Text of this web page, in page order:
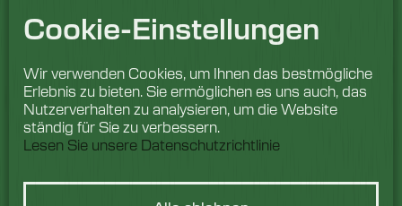
Cookie-Einstellungen
Wir verwenden Cookies, um Ihnen das bestmögliche
Erlebnis zu bieten. Sie ermöglichen es uns auch, das
Nutzerverhalten zu analysieren, um die Website
ständig für Sie zu verbessern.
Lesen Sie unsere Datenschutzrichtlinie
Maßgeschneiderte Maschinen
Ersatzteile
Industries
Cleaning Items
Finanzierungs- und
Leasingoptionen
Internationale Partner